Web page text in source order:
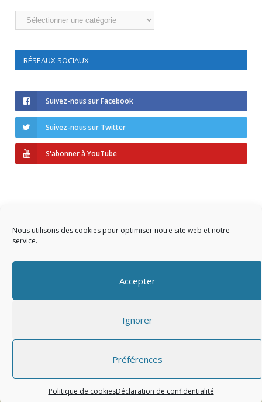
Nous utilisons des cookies pour optimiser notre site web et notre
service.
Accepter
Ignorer
Préférences
Politique de cookiesDéclaration de confidentialité
Catégories
RÉSEAUX SOCIAUX
Suivez-nous sur Facebook
Suivez-nous sur Twitter
S'abonner à YouTube
Copyright © 2023 AIDF